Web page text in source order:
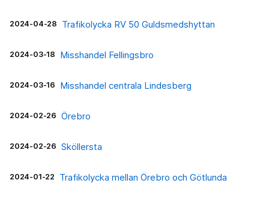
2024-04-28 Trafikolycka RV 50 Guldsmedshyttan
2024-03-18 Misshandel Fellingsbro
2024-03-16 Misshandel centrala Lindesberg
2024-02-26 Örebro
2024-02-26 Sköllersta
2024-01-22 Trafikolycka mellan Örebro och Götlunda